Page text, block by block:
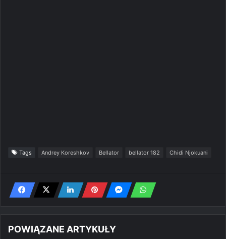
Tags Andrey Koreshkov Bellator bellator 182 Chidi Njokuani
POWIĄZANE ARTYKUŁY